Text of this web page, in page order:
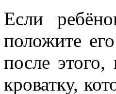
Если
положите
после
кроватку,